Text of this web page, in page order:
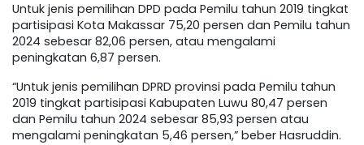
Untuk jenis pemilihan DPD pada Pemilu tahun 2019 tingkat
partisipasi Kota Makassar 75,20 persen dan Pemilu tahun
2024 sebesar 82,06 persen, atau mengalami
peningkatan 6,87 persen.
“Untuk jenis pemilihan DPRD provinsi pada Pemilu tahun
2019 tingkat partisipasi Kabupaten Luwu 80,47 persen
dan Pemilu tahun 2024 sebesar 85,93 persen atau
mengalami peningkatan 5,46 persen,” beber Hasruddin.